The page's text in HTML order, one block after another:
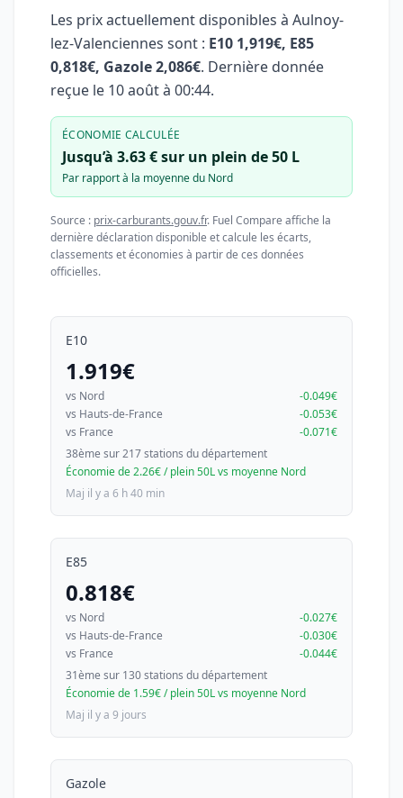
Les prix actuellement disponibles à Aulnoy-
lez-Valenciennes sont : E10 1,919€, E85
0,818€, Gazole 2,086€. Dernière donnée
reçue le 10 août à 00:44.
ÉCONOMIE CALCULÉE
Jusqu’à 3.63 € sur un plein de 50 L
Par rapport à la moyenne du Nord
Source : prix-carburants.gouv.fr. Fuel Compare affiche la
dernière déclaration disponible et calcule les écarts,
classements et économies à partir de ces données
officielles.
E10
1.919€
vs Nord
-0.049€
vs Hauts-de-France
-0.053€
vs France
-0.071€
38ème sur 217 stations du département
Économie de 2.26€ / plein 50L vs moyenne Nord
Maj il y a 6 h 40 min
E85
0.818€
vs Nord
-0.027€
vs Hauts-de-France
-0.030€
vs France
-0.044€
31ème sur 130 stations du département
Économie de 1.59€ / plein 50L vs moyenne Nord
Maj il y a 9 jours
Gazole